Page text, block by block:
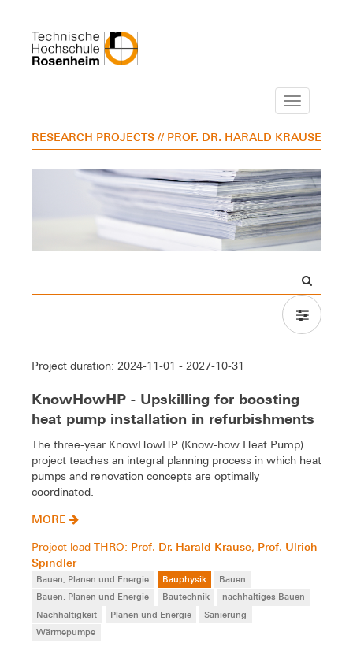
Navigation
RESEARCH PROJECTS // PROF. DR. HARALD KRAUSE
Project duration: 2024-11-01 - 2027-10-31
KnowHowHP - Upskilling for boosting
heat pump installation in refurbishments
The three-year KnowHowHP (Know-how Heat Pump)
project teaches an integral planning process in which heat
pumps and renovation concepts are optimally
coordinated.
MORE
Project lead THRO: Prof. Dr. Harald Krause, Prof. Ulrich
Spindler
Bauen, Planen und Energie Bauphysik
Bauen
Bauen, Planen und Energie
Bautechnik
nachhaltiges Bauen
Nachhaltigkeit
Planen und Energie
Sanierung
Wärmepumpe